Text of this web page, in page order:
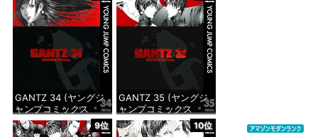
価格：¥100 価格：¥100
GANTZ 34 (ヤングジ
ャンプコミックス
DIGITAL)
GANTZ 35 (ヤングジ
ャンプコミックス
DIGITAL)
9位 10位